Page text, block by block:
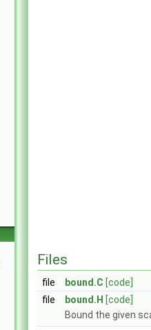
Files
file bound.C [code]
file
bound.H [code]
Bound the given